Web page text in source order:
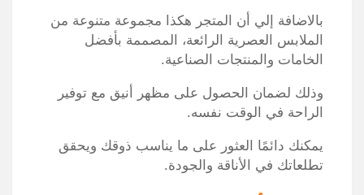
بالاضافة إلي أن المتجر هكذا مجموعة متنوعة من
الملابس العصرية الرائعة، المصممة بأفضل
الخامات والمنتجات الصناعية.
وذلك لضمان الحصول على مظهر أنيق مع توفير
الراحة في الوقت نفسه.
يمكنك دائمًا العثور على ما يناسب ذوقك ويحقق
تطلعاتك في الأناقة والجودة.